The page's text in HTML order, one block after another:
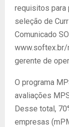
requisitos para
seleção de
Comunicado
www.softex.br/
gerente de
O programa
avaliações
Desse total,
empresas